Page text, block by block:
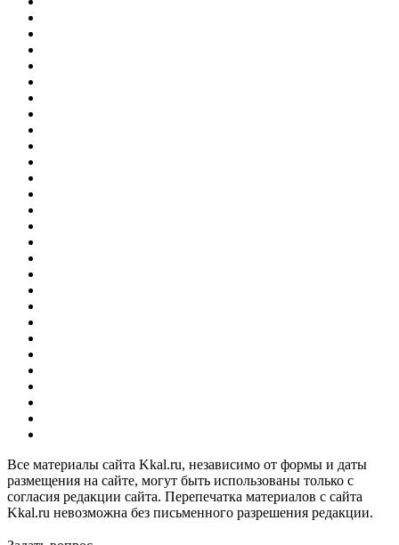
Все материалы сайта Kkal.ru, независимо от формы и даты
размещения на сайте, могут быть использованы только с
согласия редакции сайта. Перепечатка материалов с сайта
Kkal.ru невозможна без письменного разрешения редакции.